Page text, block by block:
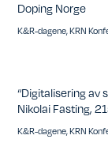
Doping Norge
K&R-dagene,KRN
“Digitalisering av
Nikolai Fasting,
K&R-dagene,KRN